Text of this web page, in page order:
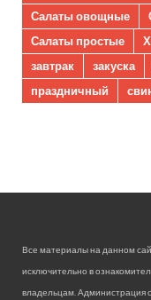
Салаты овощные
Салаты простые
завтрак
закуска
праздничный
Все материалы на данном
исключительно в
владельцам. Администрация